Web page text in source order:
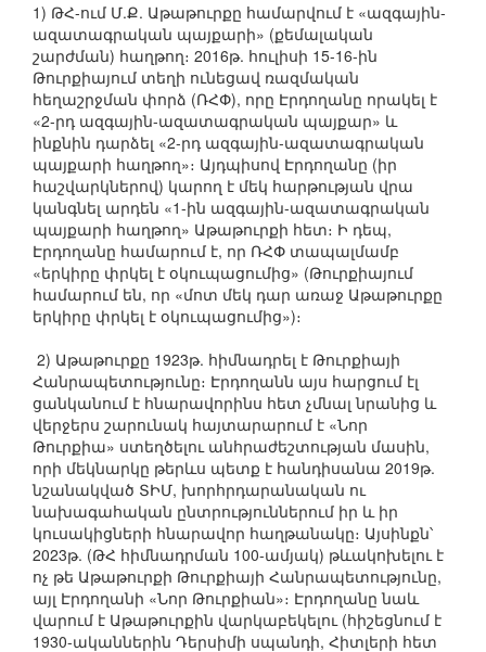
1) ԹՀ-ում Մ.Ք. Աթաթուրքը համարվում է «ազգային-
ազատագրական պայքարի» (քեմալական
շարժման) հաղթող։ 2016թ. հուլիսի 15-16-ին
Թուրքիայում տեղի ունեցավ ռազմական
հեղաշրջման փորձ (ՌՀՓ), որը Էրդողանը որակել է
«2-րդ ազգային-ազատագրական պայքար» և
ինքնին դարձել «2-րդ ազգային-ազատագրական
պայքարի հաղթող»։ Այդպիսով Էրդողանը (իր
հաշվարկներով) կարող է մեկ հարթության վրա
կանգնել արդեն «1-ին ազգային-ազատագրական
պայքարի հաղթող» Աթաթուրքի հետ։ Ի դեպ,
Էրդողանը համարում է, որ ՌՀՓ տապալմամբ
«երկիրը փրկել է օկուպացումից» (Թուրքիայում
համարում են, որ «մոտ մեկ դար առաջ Աթաթուրքը
երկիրը փրկել է օկուպացումից»)։
2) Աթաթուրքը 1923թ. հիմնադրել է Թուրքիայի
Հանրապետությունը։ Էրդողանն այս հարցում էլ
ցանկանում է հնարավորինս հետ չմնալ նրանից և
վերջերս շարունակ հայտարարում է «Նոր
Թուրքիա» ստեղծելու անհրաժեշտության մասին,
որի մեկնարկը թերևս պետք է հանդիսանա 2019թ.
նշանակված ՏԻՄ, խորհրդարանական ու
նախագահական ընտրություններում իր և իր
կուսակիցների հնարավոր հաղթանակը։ Այսինքն՝
2023թ. (ԹՀ հիմնադրման 100-ամյակ) թևակոխելու է
ոչ թե Աթաթուրքի Թուրքիայի Հանրապետությունը,
այլ Էրդողանի «Նոր Թուրքիան»։ Էրդողանը նաև
վարում է Աթաթուրքին վարկաբեկելու (հիշեցնում է
1930-ականներին Դերսիմի սպանդի, Հիտլերի հետ